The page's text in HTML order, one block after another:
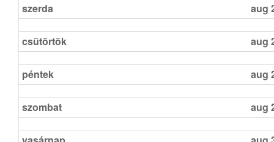
szerda aug
csütörtök aug
péntek aug
szombat aug